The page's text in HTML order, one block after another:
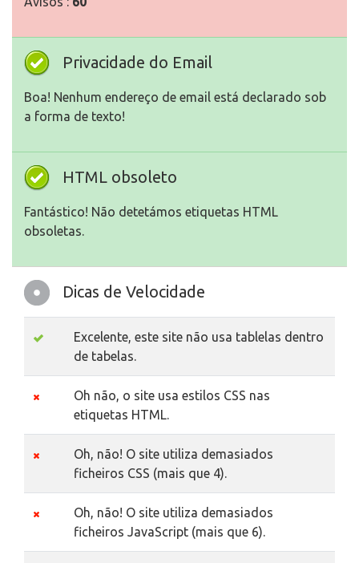
Privacidade do Email
Boa! Nenhum endereço de email está declarado sob
a forma de texto!
HTML obsoleto
Fantástico! Não detetámos etiquetas HTML
obsoletas.
Dicas de Velocidade
Excelente, este site não usa tablelas dentro
de tabelas.
Oh não, o site usa estilos CSS nas
etiquetas HTML.
Oh, não! O site utiliza demasiados
ficheiros CSS (mais que 4).
Oh, não! O site utiliza demasiados
ficheiros JavaScript (mais que 6).